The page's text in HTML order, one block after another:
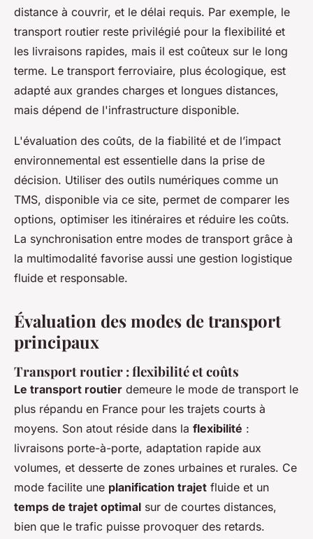
distance à couvrir, et le délai requis. Par exemple, le
transport routier reste privilégié pour la flexibilité et
les livraisons rapides, mais il est coûteux sur le long
terme. Le transport ferroviaire, plus écologique, est
adapté aux grandes charges et longues distances,
mais dépend de l'infrastructure disponible.
L'évaluation des coûts, de la fiabilité et de l’impact
environnemental est essentielle dans la prise de
décision. Utiliser des outils numériques comme un
TMS, disponible via ce site, permet de comparer les
options, optimiser les itinéraires et réduire les coûts.
La synchronisation entre modes de transport grâce à
la multimodalité favorise aussi une gestion logistique
fluide et responsable.
Évaluation des modes de transport
principaux
Transport routier : flexibilité et coûts
Le transport routier demeure le mode de transport le
plus répandu en France pour les trajets courts à
moyens. Son atout réside dans la flexibilité :
livraisons porte-à-porte, adaptation rapide aux
volumes, et desserte de zones urbaines et rurales. Ce
mode facilite une planification trajet fluide et un
temps de trajet optimal sur de courtes distances,
bien que le trafic puisse provoquer des retards.